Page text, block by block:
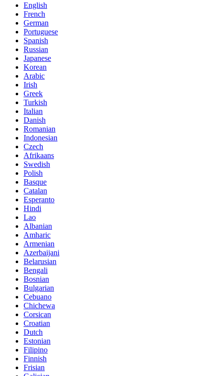
English
French
German
Portuguese
Spanish
Russian
Japanese
Korean
Arabic
Irish
Greek
Turkish
Italian
Danish
Romanian
Indonesian
Czech
Afrikaans
Swedish
Polish
Basque
Catalan
Esperanto
Hindi
Lao
Albanian
Amharic
Armenian
Azerbaijani
Belarusian
Bengali
Bosnian
Bulgarian
Cebuano
Chichewa
Corsican
Croatian
Dutch
Estonian
Filipino
Finnish
Frisian